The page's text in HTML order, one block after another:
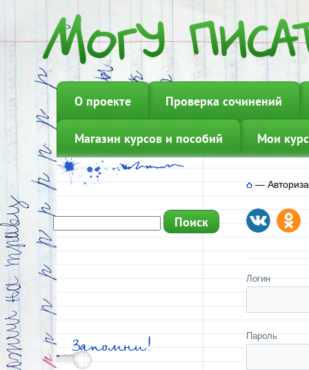
О проекте Проверка сочинений
Магазин курсов и пособий Мои
Запомни!
—
Логин
Пароль